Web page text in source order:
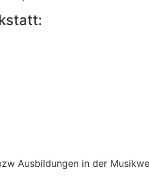
Ausbildungen in der